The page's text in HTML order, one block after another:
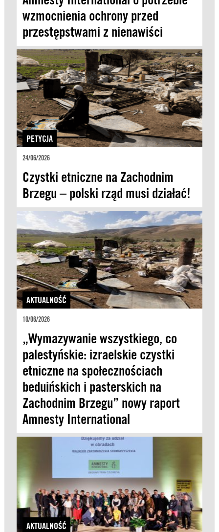
wzmocnienia ochrony przed
przestępstwami z nienawiści
PETYCJA
24/06/2026
Czystki etniczne na Zachodnim
Brzegu – polski rząd musi działać!
AKTUALNOŚĆ
10/06/2026
„Wymazywanie wszystkiego, co
palestyńskie: izraelskie czystki
etniczne na społecznościach
beduińskich i pasterskich na
Zachodnim Brzegu” nowy raport
Amnesty International
AKTUALNOŚĆ